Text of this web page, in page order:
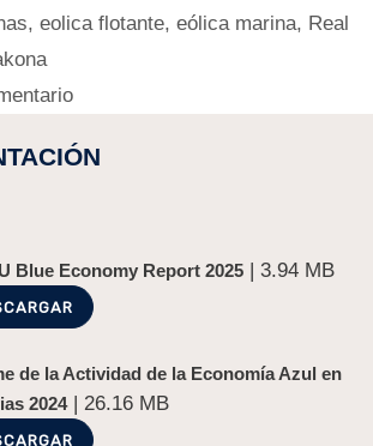
, eolica flotante, eólica marina, Real
Blue Economy Report 2025 | 3.94 MB
de la Actividad de la Economía Azul en
2024| 26.16 MB